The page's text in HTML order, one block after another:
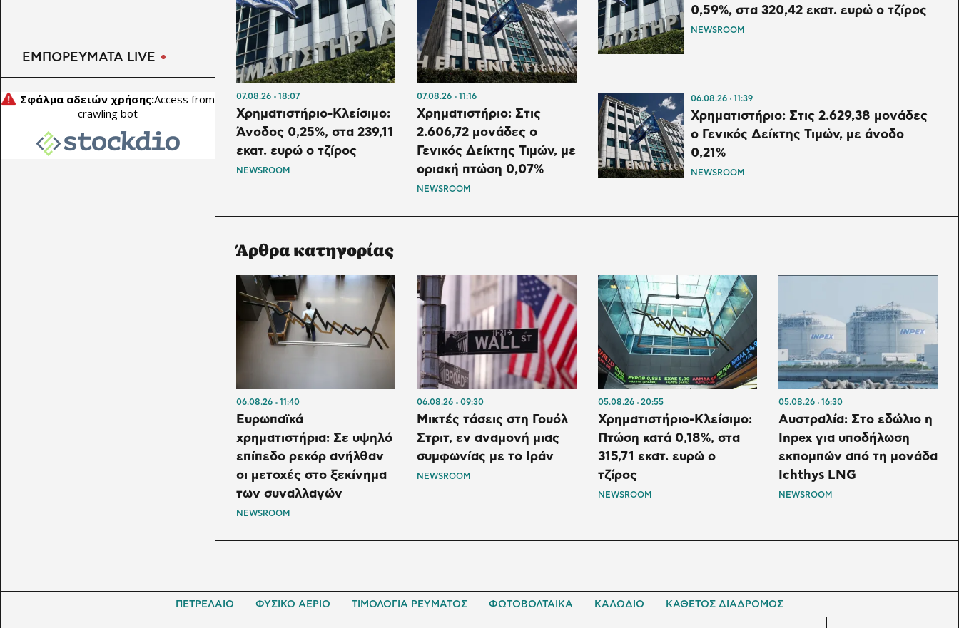
07.08.26 18:07
Χρηματιστήριο-Κλείσιμο:
Άνοδος 0,25%, στα 239,11
εκατ. ευρώ ο τζίρος
NEWSROOM
07.08.26 11:16
Χρηματιστήριο: Στις
2.606,72 μονάδες ο
Γενικός Δείκτης Τιμών, με
οριακή πτώση 0,07%
NEWSROOM
0,59%, στα 320,42 εκατ. ευρώ ο τζίρος
NEWSROOM
06.08.26 11:39
Χρηματιστήριο: Στις 2.629,38 μονάδες
ο Γενικός Δείκτης Τιμών, με άνοδο
0,21%
NEWSROOM
Άρθρα κατηγορίας
06.08.26 11:40
Ευρωπαϊκά
χρηματιστήρια: Σε υψηλό
επίπεδο ρεκόρ ανήλθαν
οι μετοχές στο ξεκίνημα
των συναλλαγών
NEWSROOM
06.08.26 09:30
Μικτές τάσεις στη Γουόλ
Στριτ, εν αναμονή μιας
συμφωνίας με το Ιράν
NEWSROOM
05.08.26 20:55
Χρηματιστήριο-Κλείσιμο:
Πτώση κατά 0,18%, στα
315,71 εκατ. ευρώ ο
τζίρος
NEWSROOM
05.08.26 16:30
Αυστραλία: Στο εδώλιο η
Inpex για υποδήλωση
εκπομπών από τη μονάδα
Ichthys LNG
NEWSROOM
ΕΜΠΟΡΕΥΜΑΤΑ LIVE
ΠΕΤΡΕΛΑΙΟ ΦΥΣΙΚΟ ΑΕΡΙΟ ΤΙΜΟΛΟΓΙΑ ΡΕΥΜΑΤΟΣ ΦΩΤΟΒΟΛΤΑΙΚΑ ΚΑΛΩΔΙΟ ΚΑΘΕΤΟΣ ΔΙΑΔΡΟΜΟΣ